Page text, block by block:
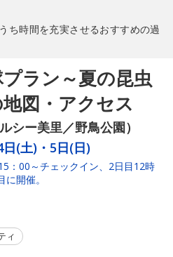
ち時間を充実させるおすすめの過
ラン～夏の昆虫
図・アクセス
シー美里／野鳥公園）
(土)・5日(日)
：00～チェックイン、2日目12時
開催。
ィ